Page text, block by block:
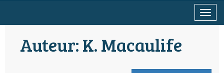
Auteur: K. Macaulife